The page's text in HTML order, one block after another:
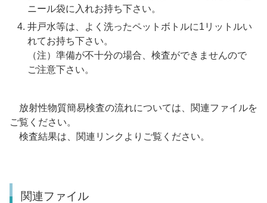
ニール袋に入れお持ち下さい。
井戸水等は、よく洗ったペットボトルに1リットルい
れてお持ち下さい。
（注）準備が不十分の場合、検査ができませんので
ご注意下さい。
放射性物質簡易検査の流れについては、関連ファイルを
ご覧ください。
検査結果は、関連リンクよりご覧ください。
関連ファイル